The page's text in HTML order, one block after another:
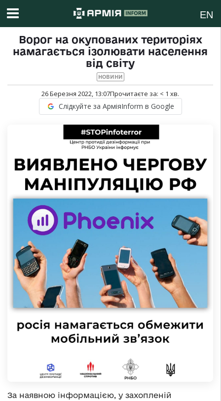
EN
Ворог на окупованих територіях
намагається ізолювати населення
від світу
НОВИНИ
26 Березня 2022, 13:07Прочитаєте за: < 1 хв.
Слідкуйте за АрміяInform в Google
За наявною інформацією, у захопленій